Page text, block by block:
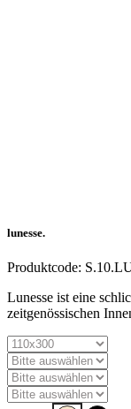
lunesse.
Produktcode:
Lunesse ist eine
zeitgenössischen